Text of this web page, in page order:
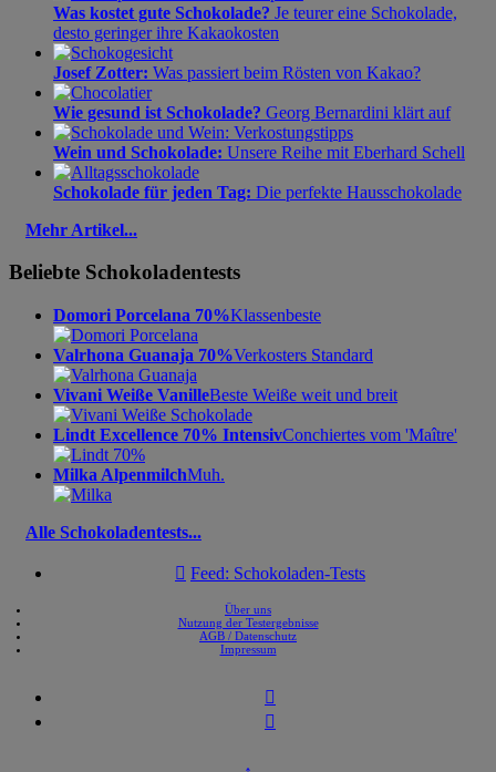
Was kostet gute Schokolade? Je teurer eine Schokolade,
desto geringer ihre Kakaokosten
Josef Zotter: Was passiert beim Rösten von Kakao?
Wie gesund ist Schokolade? Georg Bernardini klärt auf
Wein und Schokolade: Unsere Reihe mit Eberhard Schell
Schokolade für jeden Tag: Die perfekte Hausschokolade
Mehr Artikel...
Beliebte Schokoladentests
Domori Porcelana 70%Klassenbeste
Valrhona Guanaja 70%Verkosters Standard
Vivani Weiße VanilleBeste Weiße weit und breit
Lindt Excellence 70% IntensivConchiertes vom 'Maître'
Milka AlpenmilchMuh.
Alle Schokoladentests...
 Feed: Schokoladen-Tests
Über uns
Nutzung der Testergebnisse
AGB / Datenschutz
Impressum

